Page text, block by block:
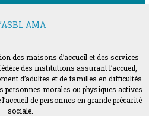
AMA
des maisons d’accueil et des services
des institutions assurant l’accueil,
d’adultes et de familles en difficultés
personnes morales ou physiques actives
de personnes en grande précarité
sociale.